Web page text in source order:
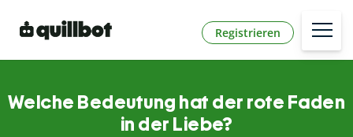
Registrieren
Welche Bedeutung hat der rote Faden
in der Liebe?